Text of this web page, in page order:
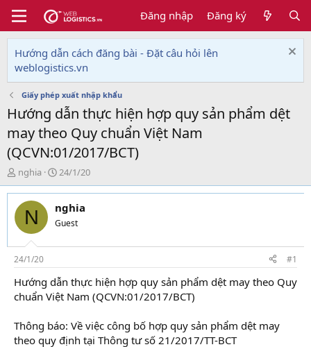
Đăng nhập Đăng ký
Hướng dẫn cách đăng bài - Đặt câu hỏi lên
weblogistics.vn
Giấy phép xuất nhập khẩu
Hướng dẫn thực hiện hợp quy sản phẩm dệt
may theo Quy chuẩn Việt Nam
(QCVN:01/2017/BCT)
T
h
r
e
d
s
t
a
r
t
r
nghia
N
g
à
y
g
i
24/1/20
N nghia
Guest
24/1/20 #1
Hướng dẫn thực hiện hợp quy sản phẩm dệt may theo Quy
chuẩn Việt Nam (QCVN:01/2017/BCT)
Thông báo: Về việc công bố hợp quy sản phẩm dệt may
theo quy định tại Thông tư số 21/2017/TT-BCT